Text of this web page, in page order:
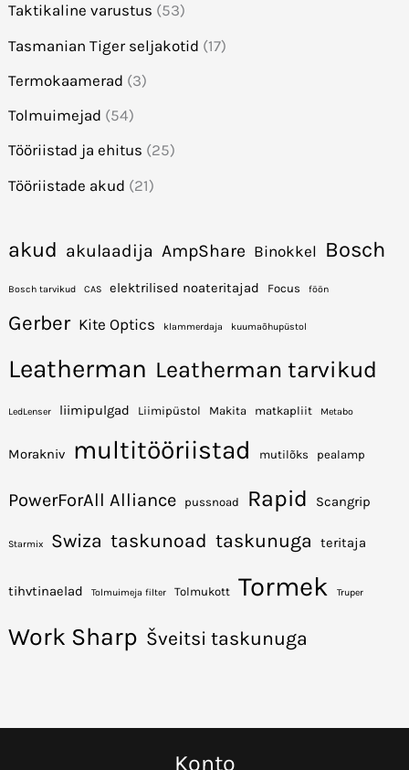
Taktikaline varustus (53)
Tasmanian Tiger seljakotid (17)
Termokaamerad (3)
Tolmuimejad (54)
Tööriistad ja ehitus (25)
Tööriistade akud (21)
akud akulaadija AmpShare Binokkel Bosch
Bosch tarvikud CAS elektrilised noateritajad Focus föön
Gerber Kite Optics klammerdaja kuumaõhupüstol
Leatherman Leatherman tarvikud
LedLenser liimipulgad Liimipüstol Makita matkapliit Metabo
Morakniv multitööriistad mutilõks pealamp
PowerForAll Alliance pussnoad Rapid Scangrip
Starmix Swiza taskunoad taskunuga teritaja
tihvtinaelad Tolmuimeja filter Tolmukott Tormek Truper
Work Sharp Šveitsi taskunuga
Konto